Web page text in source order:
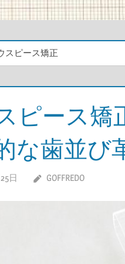
スピース矯正
ピース矯
な歯並び
日 GOFFREDO